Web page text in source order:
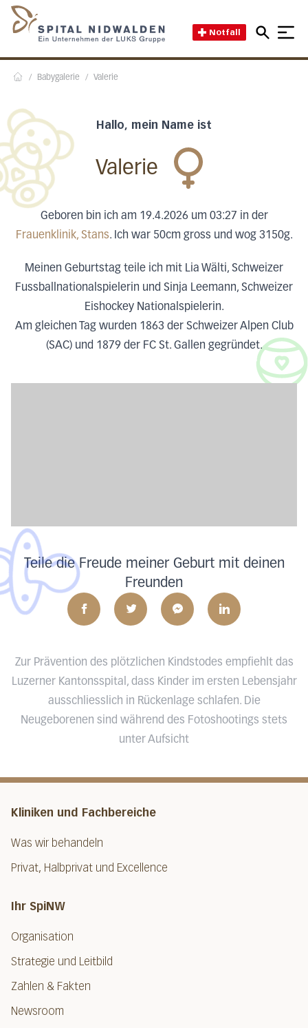
Notfall
/ Babygalerie / Valerie
Hallo, mein Name ist
Valerie
Geboren bin ich am 19.4.2026 um 03:27 in der
Frauenklinik, Stans. Ich war 50cm gross und wog 3150g.
Meinen Geburtstag teile ich mit Lia Wälti, Schweizer
Fussballnationalspielerin und Sinja Leemann, Schweizer
Eishockey Nationalspielerin.
Am gleichen Tag wurden 1863 der Schweizer Alpen Club
(SAC) und 1879 der FC St. Gallen gegründet.
Teile die Freude meiner Geburt mit deinen
Freunden
Zur Prävention des plötzlichen Kindstodes empfiehlt das
Luzerner Kantonsspital, dass Kinder im ersten Lebensjahr
ausschliesslich in Rückenlage schlafen. Die
Neugeborenen sind während des Fotoshootings stets
unter Aufsicht
Kliniken und Fachbereiche
Was wir behandeln
Privat, Halbprivat und Excellence
Ihr SpiNW
Organisation
Strategie und Leitbild
Zahlen & Fakten
Newsroom